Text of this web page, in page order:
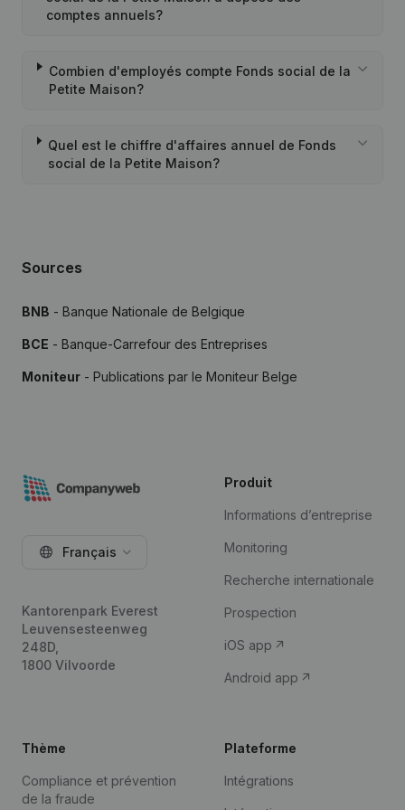
comptes annuels?
Combien d'employés compte Fonds social de la
Petite Maison?
Quel est le chiffre d'affaires annuel de Fonds
social de la Petite Maison?
Sources
BNB - Banque Nationale de Belgique
BCE - Banque-Carrefour des Entreprises
Moniteur - Publications par le Moniteur Belge
Français
Kantorenpark Everest
Leuvensesteenweg
248D,
1800 Vilvoorde
Produit
Informations d’entreprise
Monitoring
Recherche internationale
Prospection
iOS app
Android app
Thème
Compliance et prévention
de la fraude
Plateforme
Intégrations